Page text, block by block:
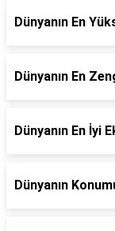
Dünyanın En
Dünyanın En
Dünyanın En İyi
Dünyanın